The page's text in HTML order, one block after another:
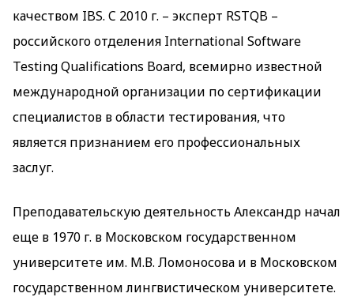
качеством IBS. C 2010 г. – эксперт RSTQB –
российского отделения International Software
Testing Qualifications Board, всемирно известной
международной организации по сертификации
специалистов в области тестирования, что
является признанием его профессиональных
заслуг.
Преподавательскую деятельность Александр начал
еще в 1970 г. в Московском государственном
университете им. М.В. Ломоносова и в Московском
государственном лингвистическом университете.